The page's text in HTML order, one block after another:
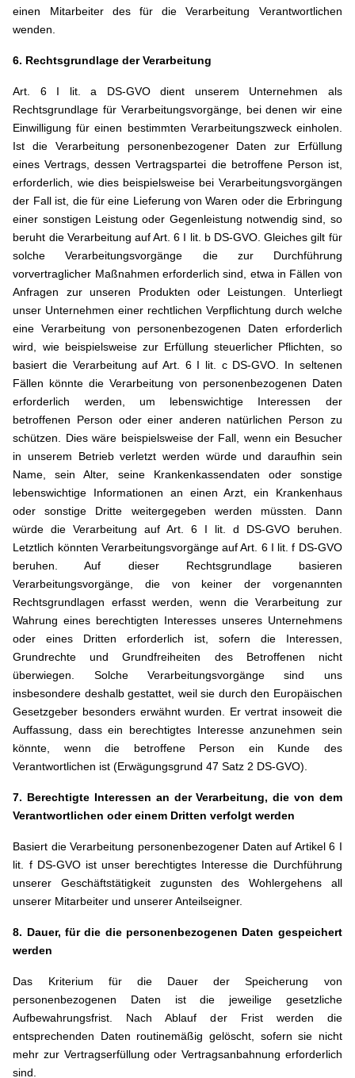
einen Mitarbeiter des für die Verarbeitung Verantwortlichen
wenden.
6. Rechtsgrundlage der Verarbeitung
Art. 6 I lit. a DS-GVO dient unserem Unternehmen als
Rechtsgrundlage für Verarbeitungsvorgänge, bei denen wir eine
Einwilligung für einen bestimmten Verarbeitungszweck einholen.
Ist die Verarbeitung personenbezogener Daten zur Erfüllung
eines Vertrags, dessen Vertragspartei die betroffene Person ist,
erforderlich, wie dies beispielsweise bei Verarbeitungsvorgängen
der Fall ist, die für eine Lieferung von Waren oder die Erbringung
einer sonstigen Leistung oder Gegenleistung notwendig sind, so
beruht die Verarbeitung auf Art. 6 I lit. b DS-GVO. Gleiches gilt für
solche Verarbeitungsvorgänge die zur Durchführung
vorvertraglicher Maßnahmen erforderlich sind, etwa in Fällen von
Anfragen zur unseren Produkten oder Leistungen. Unterliegt
unser Unternehmen einer rechtlichen Verpflichtung durch welche
eine Verarbeitung von personenbezogenen Daten erforderlich
wird, wie beispielsweise zur Erfüllung steuerlicher Pflichten, so
basiert die Verarbeitung auf Art. 6 I lit. c DS-GVO. In seltenen
Fällen könnte die Verarbeitung von personenbezogenen Daten
erforderlich werden, um lebenswichtige Interessen der
betroffenen Person oder einer anderen natürlichen Person zu
schützen. Dies wäre beispielsweise der Fall, wenn ein Besucher
in unserem Betrieb verletzt werden würde und daraufhin sein
Name, sein Alter, seine Krankenkassendaten oder sonstige
lebenswichtige Informationen an einen Arzt, ein Krankenhaus
oder sonstige Dritte weitergegeben werden müssten. Dann
würde die Verarbeitung auf Art. 6 I lit. d DS-GVO beruhen.
Letztlich könnten Verarbeitungsvorgänge auf Art. 6 I lit. f DS-GVO
beruhen. Auf dieser Rechtsgrundlage basieren
Verarbeitungsvorgänge, die von keiner der vorgenannten
Rechtsgrundlagen erfasst werden, wenn die Verarbeitung zur
Wahrung eines berechtigten Interesses unseres Unternehmens
oder eines Dritten erforderlich ist, sofern die Interessen,
Grundrechte und Grundfreiheiten des Betroffenen nicht
überwiegen. Solche Verarbeitungsvorgänge sind uns
insbesondere deshalb gestattet, weil sie durch den Europäischen
Gesetzgeber besonders erwähnt wurden. Er vertrat insoweit die
Auffassung, dass ein berechtigtes Interesse anzunehmen sein
könnte, wenn die betroffene Person ein Kunde des
Verantwortlichen ist (Erwägungsgrund 47 Satz 2 DS-GVO).
7. Berechtigte Interessen an der Verarbeitung, die von dem
Verantwortlichen oder einem Dritten verfolgt werden
Basiert die Verarbeitung personenbezogener Daten auf Artikel 6 I
lit. f DS-GVO ist unser berechtigtes Interesse die Durchführung
unserer Geschäftstätigkeit zugunsten des Wohlergehens all
unserer Mitarbeiter und unserer Anteilseigner.
8. Dauer, für die die personenbezogenen Daten gespeichert
werden
Das Kriterium für die Dauer der Speicherung von
personenbezogenen Daten ist die jeweilige gesetzliche
Aufbewahrungsfrist. Nach Ablauf der Frist werden die
entsprechenden Daten routinemäßig gelöscht, sofern sie nicht
mehr zur Vertragserfüllung oder Vertragsanbahnung erforderlich
sind.